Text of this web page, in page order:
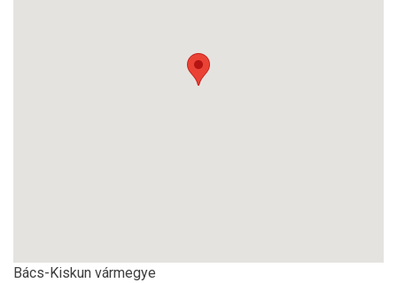
Bács-Kiskun vármegye